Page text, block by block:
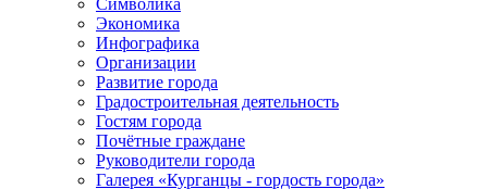
Экономика
Инфографика
Организации
Развитие города
Градостроительная деятельность
Гостям города
Почётные граждане
Руководители города
Галерея «Курганцы - гордость города»